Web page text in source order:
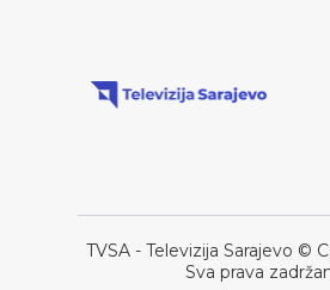
TVSA - Televizija Sarajevo ©
Sva prava